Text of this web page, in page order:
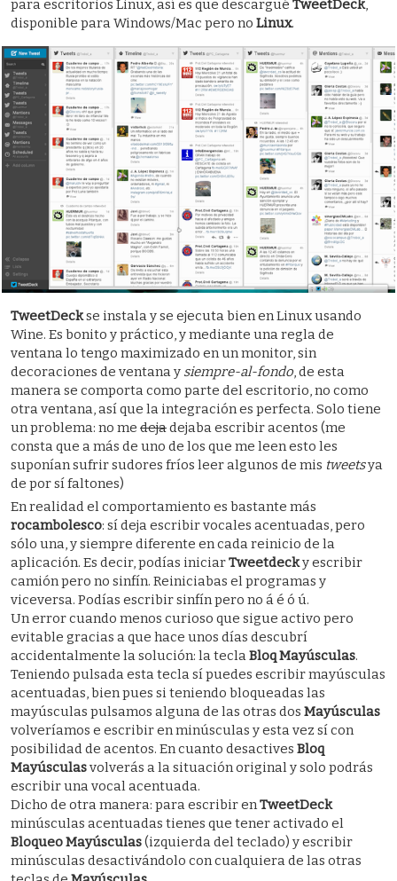
para escritorios Linux, así es que descargué TweetDeck,
disponible para Windows/Mac pero no Linux.
TweetDeckse instala y se ejecuta bien en Linux usando
Wine. Es bonito y práctico, y mediante una regla de
ventana lo tengo maximizado en un monitor, sin
decoraciones de ventana y siempre-al-fondo, de esta
manera se comporta como parte del escritorio, no como
otra ventana, así que la integración es perfecta. Solo tiene
un problema: no me dejadejaba escribir acentos (me
consta que a más de uno de los que me leen esto les
suponían sufrir sudores fríos leer algunos de mis tweetsya
de por sí faltones)
En realidad el comportamiento es bastante más
rocambolesco: sí deja escribir vocales acentuadas, pero
sólo una, y siempre diferente en cada reinicio de la
aplicación. Es decir, podías iniciarTweetdecky escribir
camión pero no sinfín. Reiniciabas el programas y
viceversa. Podías escribir sinfín pero no á é ó ú.
Un error cuando menos curioso que sigue activo pero
evitable gracias a que hace unos días descubrí
accidentalmente la solución: la tecla Bloq Mayúsculas.
Teniendo pulsada esta tecla sí puedes escribir mayúsculas
acentuadas, bien pues si teniendo bloqueadas las
mayúsculas pulsamos alguna de las otras dos Mayúsculas
volveríamos e escribir en minúsculas y esta vez sí con
posibilidad de acentos. En cuanto desactives Bloq
Mayúsculasvolverás a la situación original y solo podrás
escribir una vocal acentuada.
Dicho de otra manera: para escribir en TweetDeck
minúsculas acentuadas tienes que tener activado el
Bloqueo Mayúsculas(izquierda del teclado) y escribir
minúsculas desactivándolo con cualquiera de las otras